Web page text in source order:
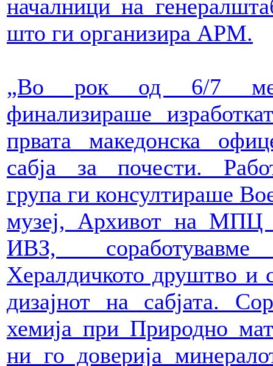
началници на
што ги организира АРМ.
„Во рок од 6/7
финализираше
првата македонска
сабја за почести.
група ги консултираше
музеј, Архивот на
ИВЗ,
Хералдичкото друштво и
дизајнот на сабјата.
хемија при Природно
ни го доверија